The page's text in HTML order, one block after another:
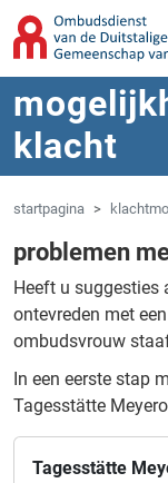
Overslaan naar
Spring naar navigatie
klacht
startpagina
problemen
Heeft u suggesties
ontevreden met
ombudsvrouw
In een eerste stap
Tagesstätte
Tagesstätte